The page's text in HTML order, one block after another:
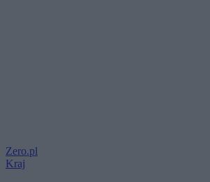
Zero.pl
Kraj